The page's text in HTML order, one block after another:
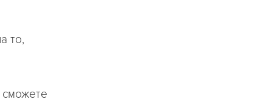
то,
сможете